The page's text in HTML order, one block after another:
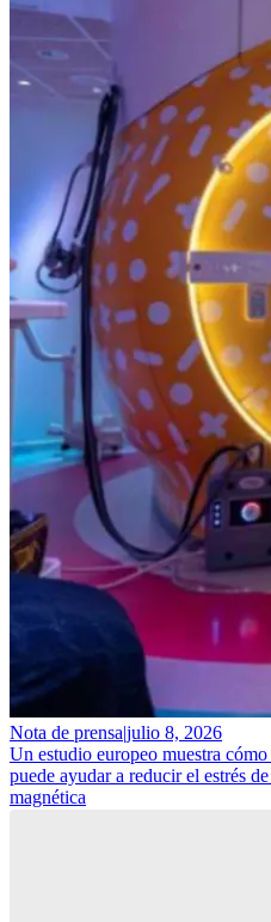
Nota de prensa|julio 8, 2026
Un estudio europeo muestra
puede ayudar a reducir el estrés
magnética